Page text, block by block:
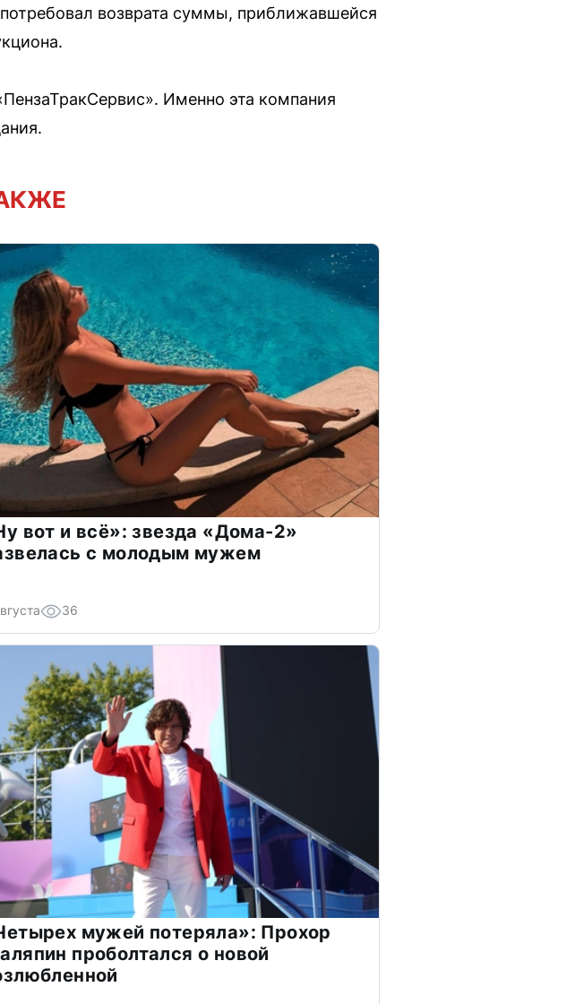
возврата суммы, приближавшейся
Именно эта компания
вот и всё»: звезда «Дома-2»
с молодым мужем
36
мужей потеряла»: Прохор
проболтался о новой